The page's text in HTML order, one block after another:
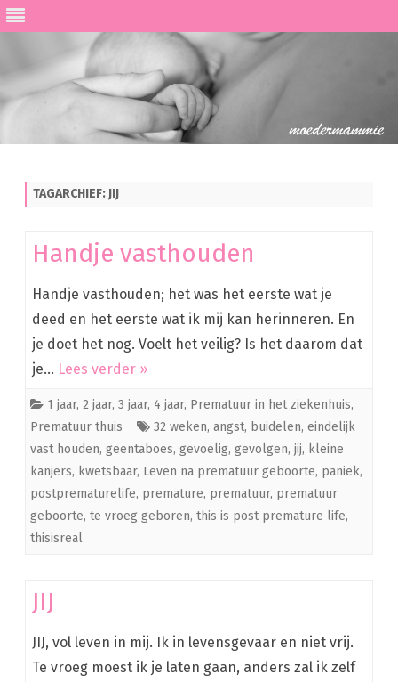
TAGARCHIEF: JIJ
Handje vasthouden
Handje vasthouden; het was het eerste wat je
deed en het eerste wat ik mij kan herinneren. En
je doet het nog. Voelt het veilig? Is het daarom dat
je… Lees verder »
1 jaar, 2 jaar, 3 jaar, 4 jaar, Prematuur in het ziekenhuis,
Prematuur thuis
32 weken, angst, buidelen, eindelijk
vast houden, geentaboes, gevoelig, gevolgen, jij, kleine
kanjers, kwetsbaar, Leven na prematuur geboorte, paniek,
postprematurelife, premature, prematuur, prematuur
geboorte, te vroeg geboren, this is post premature life,
thisisreal
JIJ
JIJ, vol leven in mij. Ik in levensgevaar en niet vrij.
Te vroeg moest ik je laten gaan, anders zal ik zelf